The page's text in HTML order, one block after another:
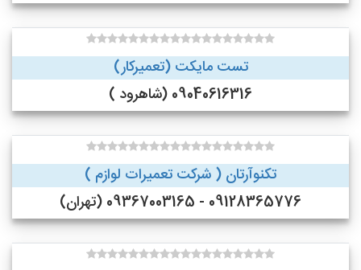
تست مایکت (تعمیرکار)
09040616316 (شاهرود )
تکنوآرتان ( شرکت تعمیرات لوازم )
09128365776 - 09367003165 (تهران)